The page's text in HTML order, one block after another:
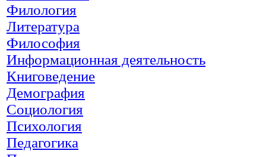
Филология
Литература
Философия
Информационная деятельность
Книговедение
Демография
Социология
Психология
Педагогика